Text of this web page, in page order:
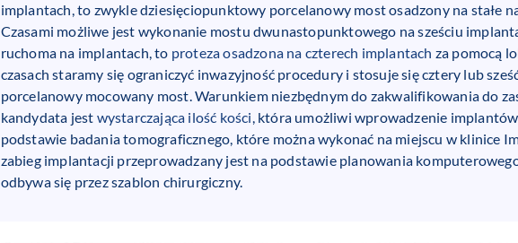
implantach, to zwykle dziesięciopunktowy porcelanowy most osadzony na stałe
Czasami możliwe jest wykonanie mostu dwunastopunktowego na sześciu
ruchoma na implantach, to proteza osadzona na czterech implantach za pomocą
czasach staramy się ograniczyć inwazyjność procedury i stosuje się cztery lub
porcelanowy mocowany most. Warunkiem niezbędnym do zakwalifikowania do
kandydata jest wystarczająca ilość kości, która umożliwi wprowadzenie
podstawie badania tomograficznego, które można wykonać na miejscu w klinice
zabieg implantacji przeprowadzany jest na podstawie planowania
odbywa się przez szablon chirurgiczny.